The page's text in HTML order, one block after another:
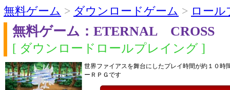
無料ゲーム > ダウンロードゲーム > ロー
無料ゲーム：ETERNAL CROSS
[ ダウンロードロールプレイング ]
世界ファイアスを舞台にしたプレイ時間が約１０時
ーＲＰＧです